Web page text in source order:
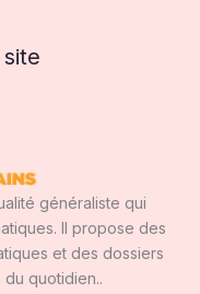
généraliste qui
Il propose des
et des dossiers
quotidien..